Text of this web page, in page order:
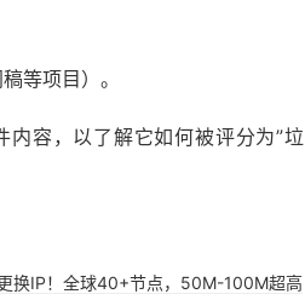
等项目）。
容，以了解它如何被评分为”垃
换IP！全球40+节点，50M-100M超高